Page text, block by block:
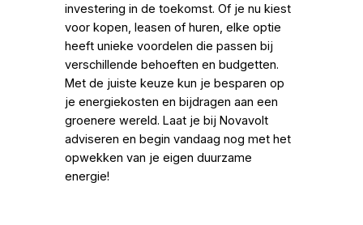
investering in de toekomst. Of je nu kiest
voor kopen, leasen of huren, elke optie
heeft unieke voordelen die passen bij
verschillende behoeften en budgetten.
Met de juiste keuze kun je besparen op
je energiekosten en bijdragen aan een
groenere wereld. Laat je bij Novavolt
adviseren en begin vandaag nog met het
opwekken van je eigen duurzame
energie!